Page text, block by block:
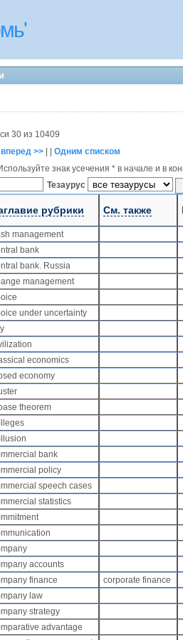
30 из 10409
вперед >>
Одним списком
знак усечения * в начале и в
Тезаурус
рубрики См. также
management
bank
bank. Russia
management
under uncertainty
economics
economy
theorem
bank
policy
speech cases
statistics
accounts
finance
corporate finance
law
strategy
advantage